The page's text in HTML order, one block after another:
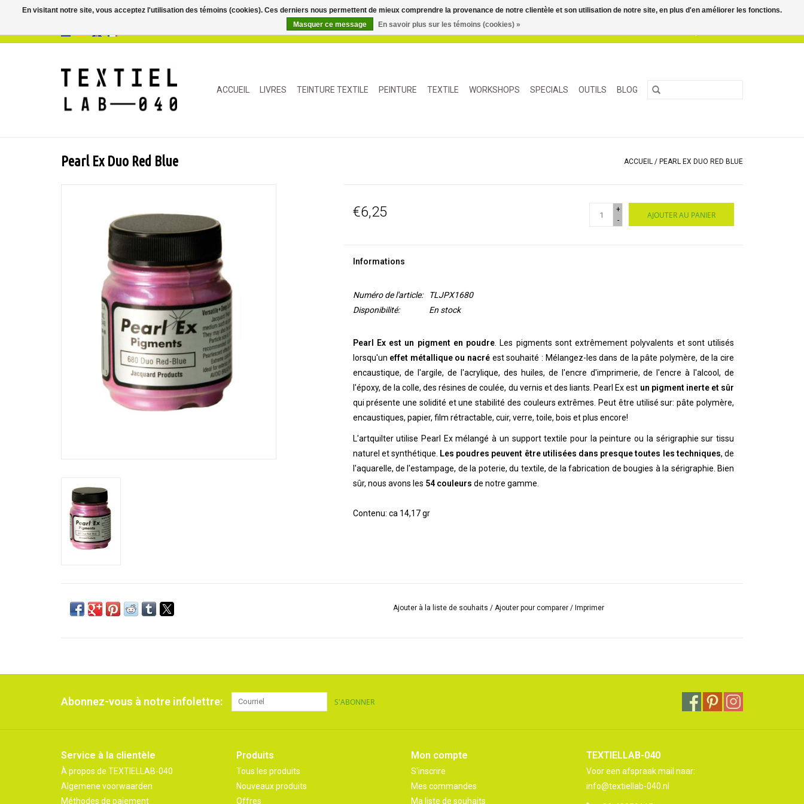
ACCUEIL LIVRES TEINTURE TEXTILE PEINTURE TEXTILE WORKSHOPS SPECIALS OUTILS BLOG
Pearl Ex Duo Red Blue ACCUEIL / PEARL EX DUO RED BLUE
€6,25
+
-
AJOUTER AU PANIER
Informations
Numéro de l'article:
TLJPX1680
Disponibilité:
En stock
Pearl Ex est un pigment en poudre . Les pigments sont extrêmement polyvalents et sont utilisés
lorsqu'un effet métallique ou nacré est souhaité : Mélangez-les dans de la pâte polymère, de la cire
encaustique, de l'argile, de l'acrylique, des huiles, de l'encre d'imprimerie, de l'encre à l'alcool, de
l'époxy, de la colle, des résines de coulée, du vernis et des liants. Pearl Ex est un pigment inerte et sûr
qui présente une solidité et une stabilité des couleurs extrêmes. Peut être utilisé sur: pâte polymère,
encaustiques, papier, film rétractable, cuir, verre, toile, bois et plus encore!
L'artquilter utilise Pearl Ex mélangé à un support textile pour la peinture ou la sérigraphie sur tissu
naturel et synthétique. Les poudres peuvent être utilisées dans presque toutes les techniques, de
l'aquarelle, de l'estampage, de la poterie, du textile, de la fabrication de bougies à la sérigraphie. Bien
sûr, nous avons les 54 couleurs de notre gamme.
Contenu: ca 14,17 gr
Ajouter à la liste de souhaits / Ajouter pour comparer /Imprimer
Abonnez-vous à notre infolettre: S'ABONNER
Service à la clientèle
À propos de TEXTIELLAB-040
Algemene voorwaarden
Méthodes de paiement
Produits
Tous les produits
Nouveaux produits
Offres
Mon compte
S'inscrire
Mes commandes
Ma liste de souhaits
TEXTIELLAB-040
Voor een afspraak mail naar:
info@textiellab-040.nl
En visitant notre site, vous acceptez l'utilisation des témoins (cookies). Ces derniers nous permettent de mieux comprendre la provenance de notre clientèle et son utilisation de notre site, en plus d'en améliorer les fonctions.
Masquer ce message
En savoir plus sur les témoins (cookies) »